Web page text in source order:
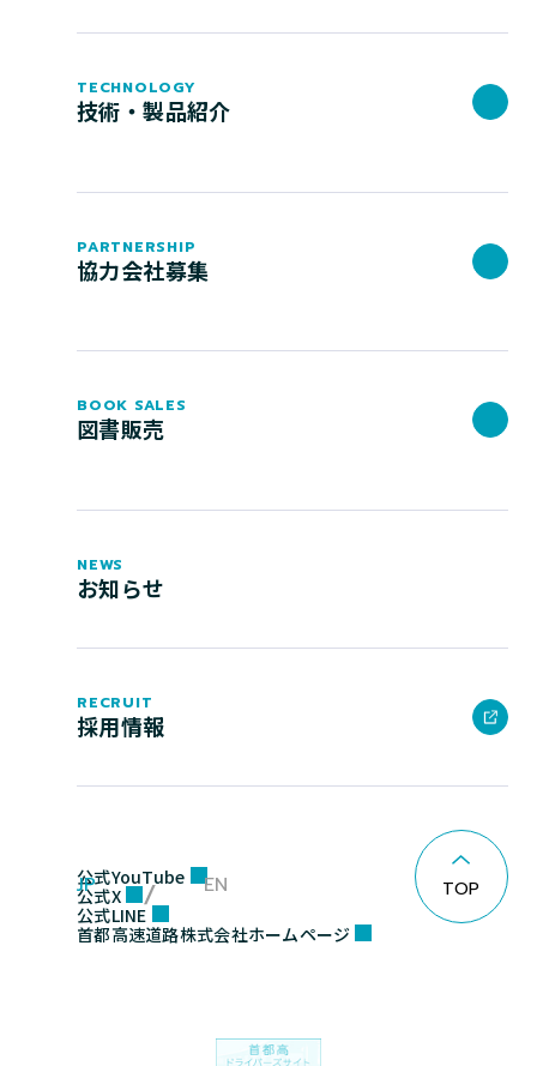
公式YouTube
公式X
公式LINE
首都高速道路株式会社ホームページ
JP EN
TECHNOLOGY
技術・製品紹介
PARTNERSHIP
協力会社募集
BOOK SALES
図書販売
NEWS
お知らせ
RECRUIT
採用情報
TOP